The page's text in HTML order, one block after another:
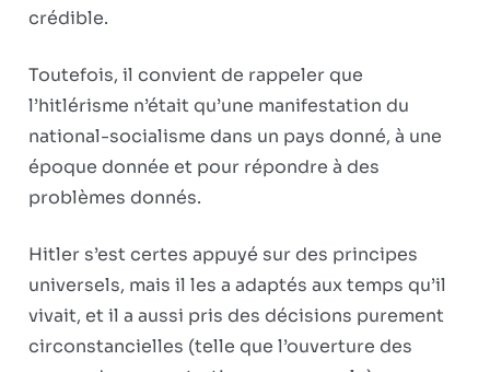
crédible.
Toutefois, il convient de rappeler que
l’hitlérisme n’était qu’une manifestation du
national-socialisme dans un pays donné, à une
époque donnée et pour répondre à des
problèmes donnés.
Hitler s’est certes appuyé sur des principes
universels, mais il les a adaptés aux temps qu’il
vivait, et il a aussi pris des décisions purement
circonstancielles (telle que l’ouverture des